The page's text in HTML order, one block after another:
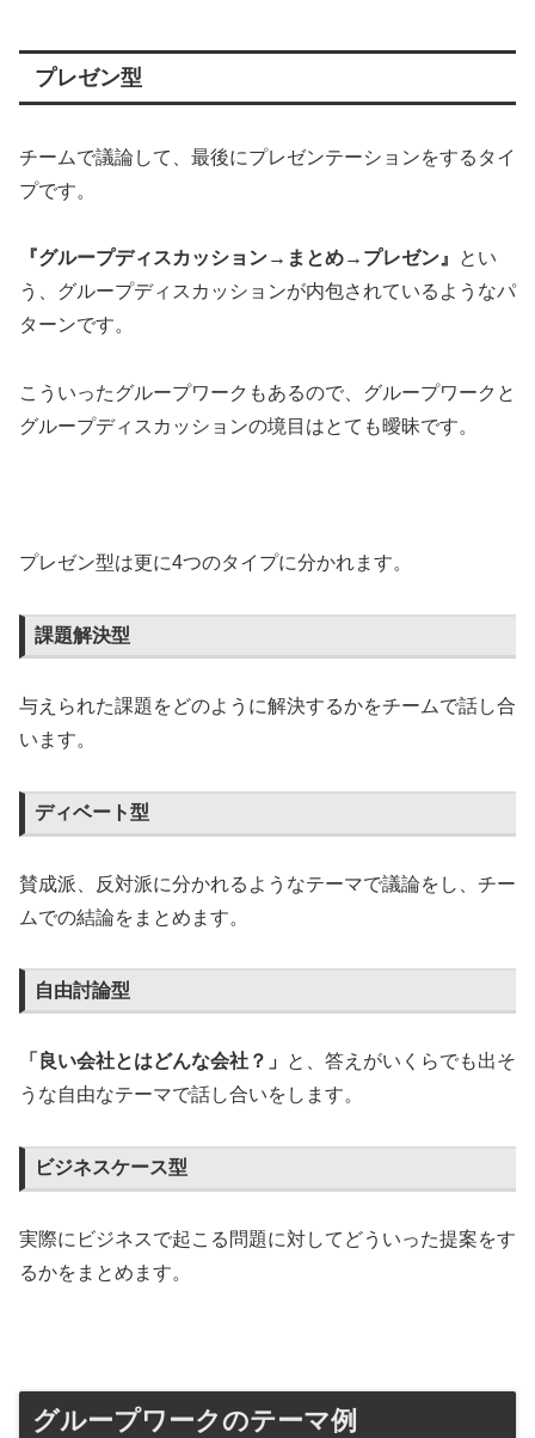
プレゼン型
チームで議論して、最後にプレゼンテーションをするタイ
プです。
『グループディスカッション→まとめ→プレゼン』
とい
う、グループディスカッションが内包されているようなパ
ターンです。
こういったグループワークもあるので、グループワークと
グループディスカッションの境目はとても曖昧です。
プレゼン型は更に4つのタイプに分かれます。
課題解決型
与えられた課題をどのように解決するかをチームで話し合
います。
ディベート型
賛成派、反対派に分かれるようなテーマで議論をし、チー
ムでの結論をまとめます。
自由討論型
「良い会社とはどんな会社？」
と、答えがいくらでも出そ
うな自由なテーマで話し合いをします。
ビジネスケース型
実際にビジネスで起こる問題に対してどういった提案をす
るかをまとめます。
グループワークのテーマ例